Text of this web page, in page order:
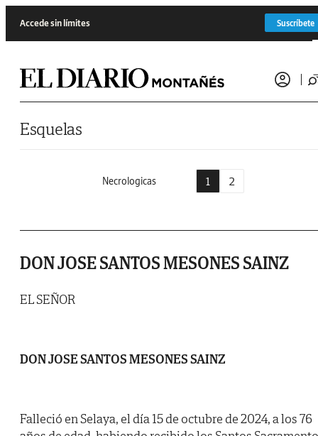
Accede sin límites Suscríbete
Esquelas
Necrologicas 1 2
DON JOSE SANTOS MESONES SAINZ
EL SEÑOR
DON JOSE SANTOS MESONES SAINZ
Falleció en Selaya, el día 15 de octubre de 2024, a los 76